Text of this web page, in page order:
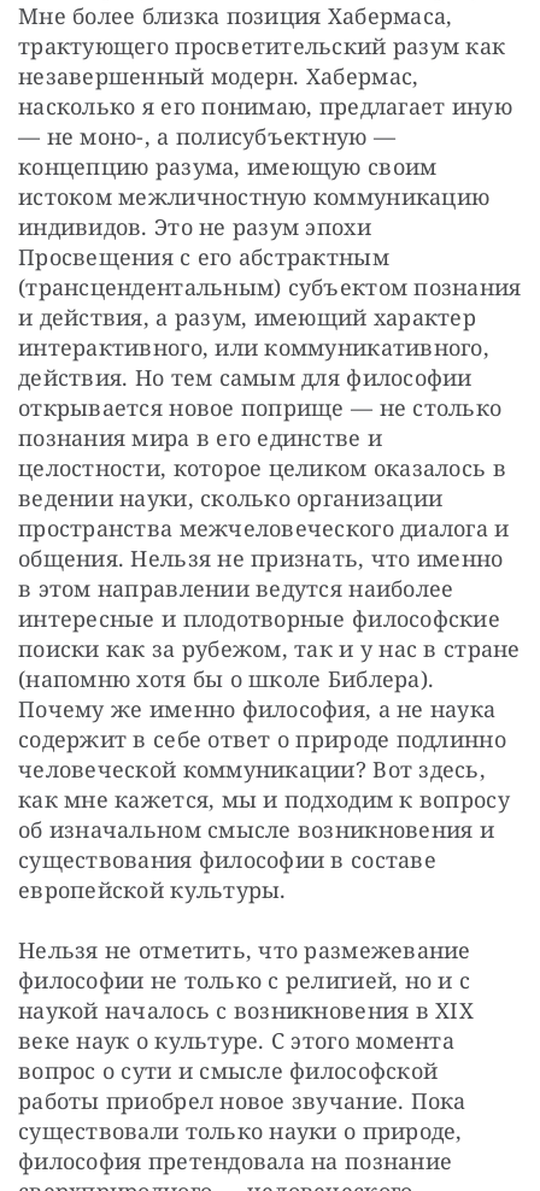
Мне более близка позиция Хабермаса,
трактующего просветительский разум как
незавершенный модерн. Хабермас,
насколько я его понимаю, предлагает иную
— не моно-, а полисубъектную —
концепцию разума, имеющую своим
истоком межличностную коммуникацию
индивидов. Это не разум эпохи
Просвещения с его абстрактным
(трансцендентальным) субъектом познания
и действия, а разум, имеющий характер
интерактивного, или коммуникативного,
действия. Но тем самым для философии
открывается новое поприще — не столько
познания мира в его единстве и
целостности, которое целиком оказалось в
ведении науки, сколько организации
пространства межчеловеческого диалога и
общения. Нельзя не признать, что именно
в этом направлении ведутся наиболее
интересные и плодотворные философские
поиски как за рубежом, так и у нас в стране
(напомню хотя бы о школе Библера).
Почему же именно философия, а не наука
содержит в себе ответ о природе подлинно
человеческой коммуникации? Вот здесь,
как мне кажется, мы и подходим к вопросу
об изначальном смысле возникновения и
существования философии в составе
европейской культуры.
Нельзя не отметить, что размежевание
философии не только с религией, но и с
наукой началось с возникновения в XIX
веке наук о культуре. С этого момента
вопрос о сути и смысле философской
работы приобрел новое звучание. Пока
существовали только науки о природе,
философия претендовала на познание